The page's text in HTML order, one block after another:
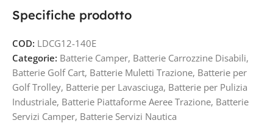
Specifiche prodotto
COD: LDCG12-140E
Categorie: Batterie Camper, Batterie Carrozzine Disabili,
Batterie Golf Cart, Batterie Muletti Trazione, Batterie per
Golf Trolley, Batterie per Lavasciuga, Batterie per Pulizia
Industriale, Batterie Piattaforme Aeree Trazione, Batterie
Servizi Camper, Batterie Servizi Nautica